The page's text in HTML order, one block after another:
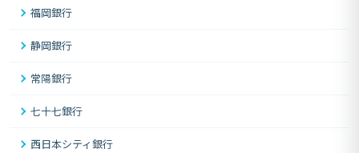
福岡銀行
静岡銀行
常陽銀行
七十七銀行
西日本シティ銀行